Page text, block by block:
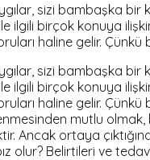
sizi bambaşka bir
birçok konuya
haline gelir.
sizi bambaşka bir
birçok konuya
haline gelir.
mutlu
Ancak ortaya
olur? Belirtileri ve